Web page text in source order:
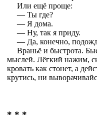
Или ещё проще:
— Ты где?
— Я дома.
— Ну, так я приду.
— Да, конечно,
Враньё и быстрота.
мыслей. Лёгкий нажим,
кровать как стонет, а
крутись, ни
* * *